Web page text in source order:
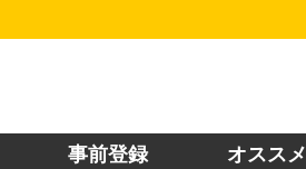
事前登録 オススメ